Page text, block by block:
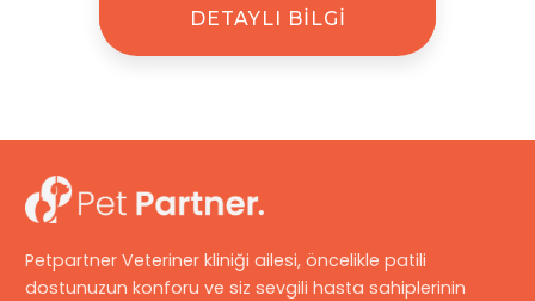
DETAYLI BİLGİ
Petpartner Veteriner kliniği ailesi, öncelikle patili
dostunuzun konforu ve siz sevgili hasta sahiplerinin